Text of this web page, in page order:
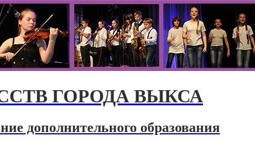
ГОРОДА ВЫКСА
дополнительного образования